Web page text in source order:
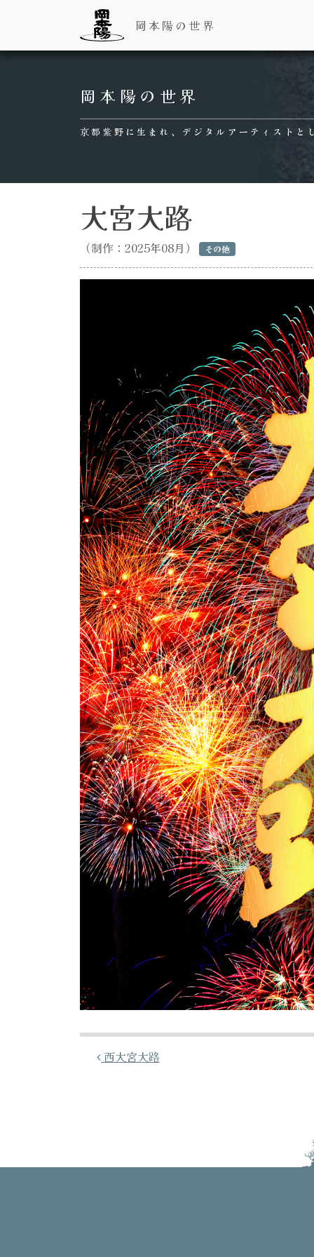
Main Navigation
岡本陽の世界
岡本陽の世界
京都紫野に生まれ、デジタルアーティストと
大宮大路
（制作：2025年08月） その他
投稿ナビゲーション
西大宮大路